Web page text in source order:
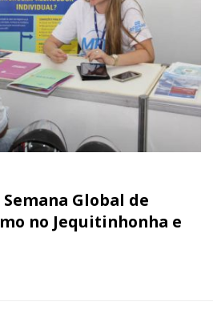
Semana Global de
no Jequitinhonha e